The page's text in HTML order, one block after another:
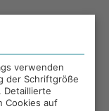
verwenden
der Schriftgröße
Detaillierte
Cookies auf